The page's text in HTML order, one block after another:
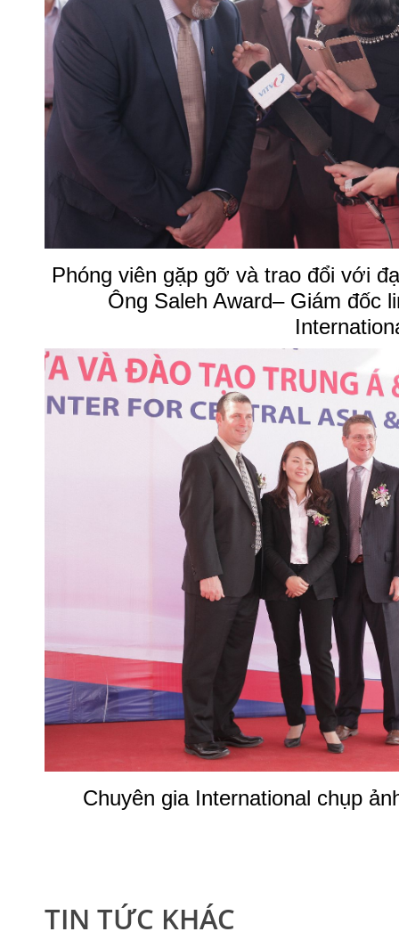
Phóng viên gặp gỡ và trao đổi với
Ông Saleh Award– Giám đốc
Chuyên gia International chụp
TIN TỨC KHÁC